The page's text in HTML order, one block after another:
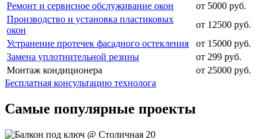
Ремонт и сервисное обслуживание окон
от 5000 руб.
Производство и установка пластиковых
окон
от 12500 руб.
Устранение протечек фасадного остекления
от 15000 руб.
Замена уплотнительной резины
от 299 руб.
Монтаж кондиционера
от 25000 руб.
Бесплатная консультацию технолога
Самые популярные проекты